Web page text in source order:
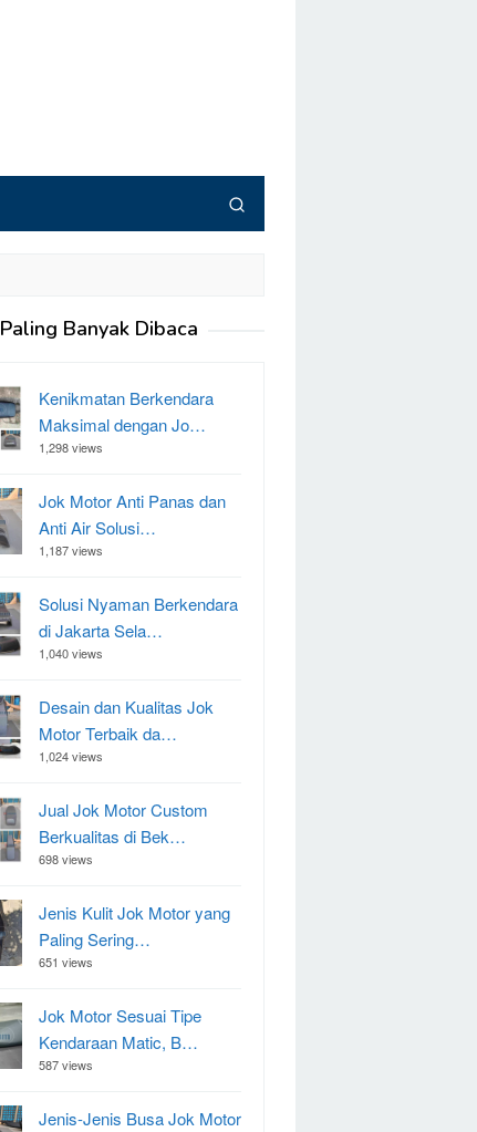
Paling Banyak Dibaca
Kenikmatan Berkendara
Maksimal dengan Jo…
1,298 views
Jok Motor Anti Panas dan
Anti Air Solusi…
1,187 views
Solusi Nyaman Berkendara
di Jakarta Sela…
1,040 views
Desain dan Kualitas Jok
Motor Terbaik da…
1,024 views
Jual Jok Motor Custom
Berkualitas di Bek…
698 views
Jenis Kulit Jok Motor yang
Paling Sering…
651 views
Jok Motor Sesuai Tipe
Kendaraan Matic, B…
587 views
Jenis-Jenis Busa Jok Motor